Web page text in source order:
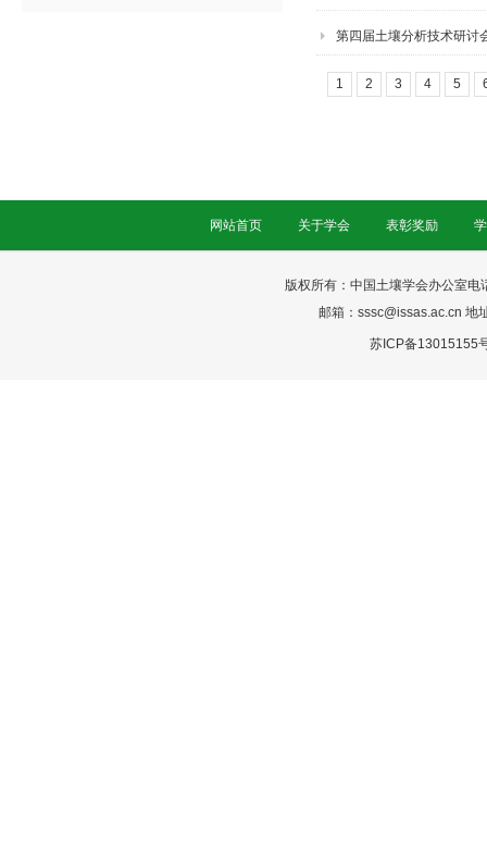
第四届土壤分析技术研讨
1 2 3 4 5
网站首页 关于学会 表彰奖励
版权所有：中国土壤学会办公室
邮箱：sssc@issas.ac.cn 地
苏ICP备13015155